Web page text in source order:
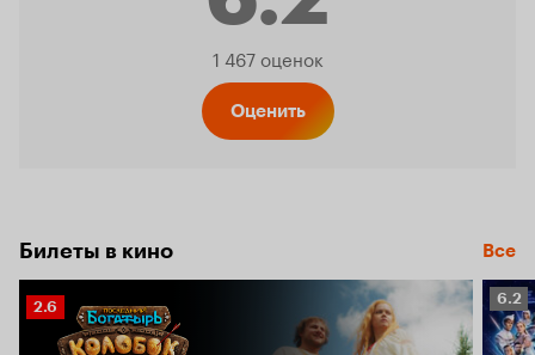
Рейтинг
1 467 оценок
Оценить
Билеты в кино Все
Рейтинг
Кинопоиска
2.6
6.2
6.2